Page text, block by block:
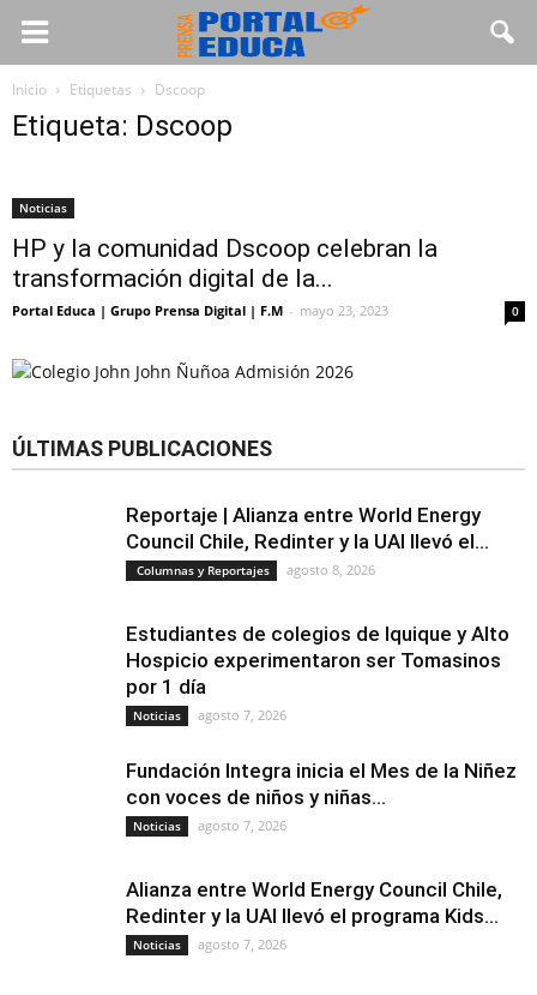
Inicio Etiquetas Dscoop
Etiqueta: Dscoop
Noticias
HP y la comunidad Dscoop celebran la
transformación digital de la...
Portal Educa | Grupo Prensa Digital | F.M - mayo 23, 2023 0
ÚLTIMAS PUBLICACIONES
Reportaje | Alianza entre World Energy
Council Chile, Redinter y la UAI llevó el...
Columnas y Reportajes agosto 8, 2026
Estudiantes de colegios de Iquique y Alto
Hospicio experimentaron ser Tomasinos
por 1 día
Noticias agosto 7, 2026
Fundación Integra inicia el Mes de la Niñez
con voces de niños y niñas...
Noticias agosto 7, 2026
Alianza entre World Energy Council Chile,
Redinter y la UAI llevó el programa Kids...
Noticias agosto 7, 2026